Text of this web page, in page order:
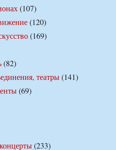
(107)
(120)
(169)
(82)
театры(141)
(69)
(233)